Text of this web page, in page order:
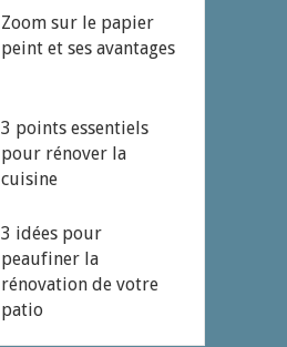
Zoom sur le papier
peint et ses avantages
3 points essentiels
pour rénover la
cuisine
3 idées pour
peaufiner la
rénovation de votre
patio